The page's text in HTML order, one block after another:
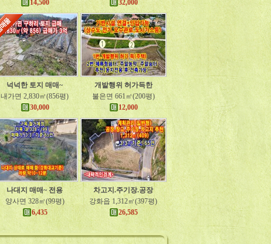
14,500
32,000
넉넉한 토지 매매~
내가면 2,830㎡(856평)
30,000
개발행위 허가득한
불은면 661㎡(200평)
12,000
나대지 매매~ 전용
양사면 328㎡(99평)
6,435
차고지.주기장.공장
강화읍 1,312㎡(397평)
26,585